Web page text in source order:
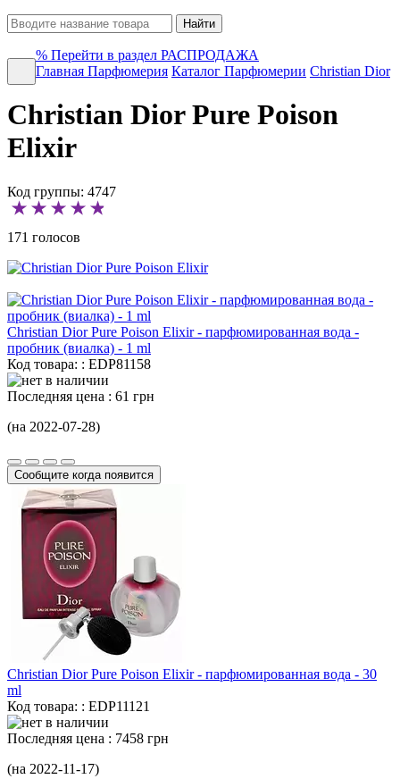
Найти
% Перейти в раздел РАСПРОДАЖА
Главная Парфюмерия Каталог Парфюмерии Christian Dior
Christian Dior Pure Poison
Elixir
Код группы: 4747
171 голосов
Christian Dior Pure Poison Elixir - парфюмированная вода -
пробник (виалка) - 1 ml
Код товара: : EDP81158
Последняя цена : 61 грн
(на 2022-07-28)
Сообщите когда появится
Christian Dior Pure Poison Elixir - парфюмированная вода - 30
ml
Код товара: : EDP11121
Последняя цена : 7458 грн
(на 2022-11-17)